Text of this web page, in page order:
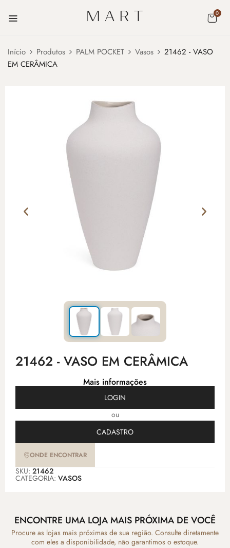
0
Início Produtos PALM POCKET Vasos
21462 - VASO
EM CERÂMICA
21462 - VASO EM CERÂMICA
Mais informações
LOGIN
ou
CADASTRO
ONDE ENCONTRAR
SKU: 21462
CATEGORIA: VASOS
ENCONTRE UMA LOJA MAIS PRÓXIMA DE VOCÊ
Procure as lojas mais próximas de sua região. Consulte diretamente
com eles a disponibilidade, não garantimos o estoque.